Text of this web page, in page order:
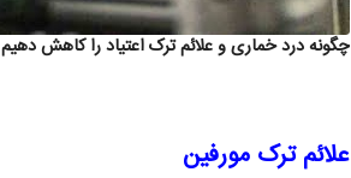
چگونه درد خماری و علائم ترک اعتیاد را کاهش دهیم
علائم ترک مورفین